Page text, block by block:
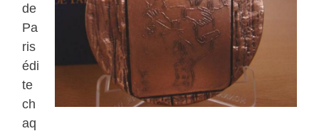
de
Pa
ris
édi
te
ch
aq